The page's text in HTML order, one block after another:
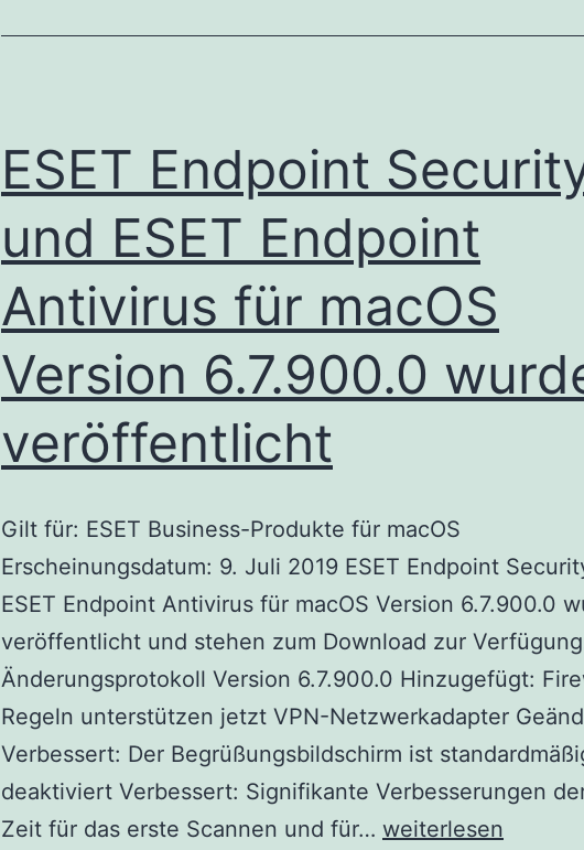
ESMC
7.0
Management
unterstützen
kommende
macOS
10.15
nicht
ESET Endpoint
und ESET Endpoint
Antivirus für macOS
Version 6.7.900.0
veröffentlicht
Gilt für: ESET Business-Produkte für macOS
Erscheinungsdatum: 9. Juli 2019 ESET Endpoint
ESET Endpoint Antivirus für macOS Version 6.7.900.0
veröffentlicht und stehen zum Download zur
Änderungsprotokoll Version 6.7.900.0 Hinzugefügt:
Regeln unterstützen jetzt VPN-Netzwerkadapter
Verbessert: Der Begrüßungsbildschirm ist
deaktiviert Verbessert: Signifikante Verbesserungen
Zeit für das erste Scannen und für… ESET
weiterlesen